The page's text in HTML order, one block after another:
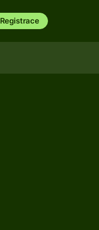
Registrace